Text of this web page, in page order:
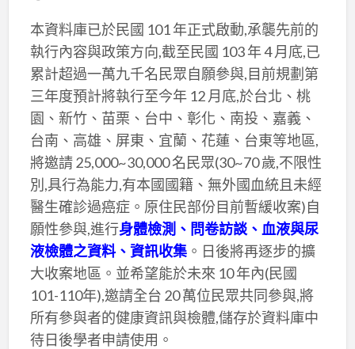
本資料庫已於民國 101 年正式啟動,承襲先前的
執行內容與政策方向,截至民國 103 年 4 月底,已
累計超過一萬九千名民眾自願參與,目前規劃第
三年度預計將執行至今年 12 月底,於台北、桃
園、新竹、苗栗、台中、彰化、南投、嘉義、
台南、高雄、屏東、宜蘭、花蓮、台東等地區,
將邀請 25,000~30,000 名民眾(30~70 歲,不限性
別,具行為能力,有本國國籍、無外國血統且未經
醫生確診過癌症。原住民部份目前暫緩收案)自
願性參與,進行身體檢測、問卷訪談、血液與尿
液檢體之資料、資訊收集。日後將再逐步的擴
大收案地區。並希望能於未來 10 年內(民國
101-110年),邀請全台 20 萬位民眾共同參與,將
所有參與者的健康資訊與檢體,儲存於資料庫中
待日後學者申請使用。